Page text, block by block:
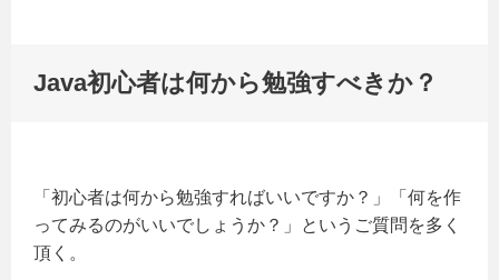
Java初心者は何から勉強すべきか？
「初心者は何から勉強すればいいですか？」「何を作
ってみるのがいいでしょうか？」というご質問を多く
頂く。